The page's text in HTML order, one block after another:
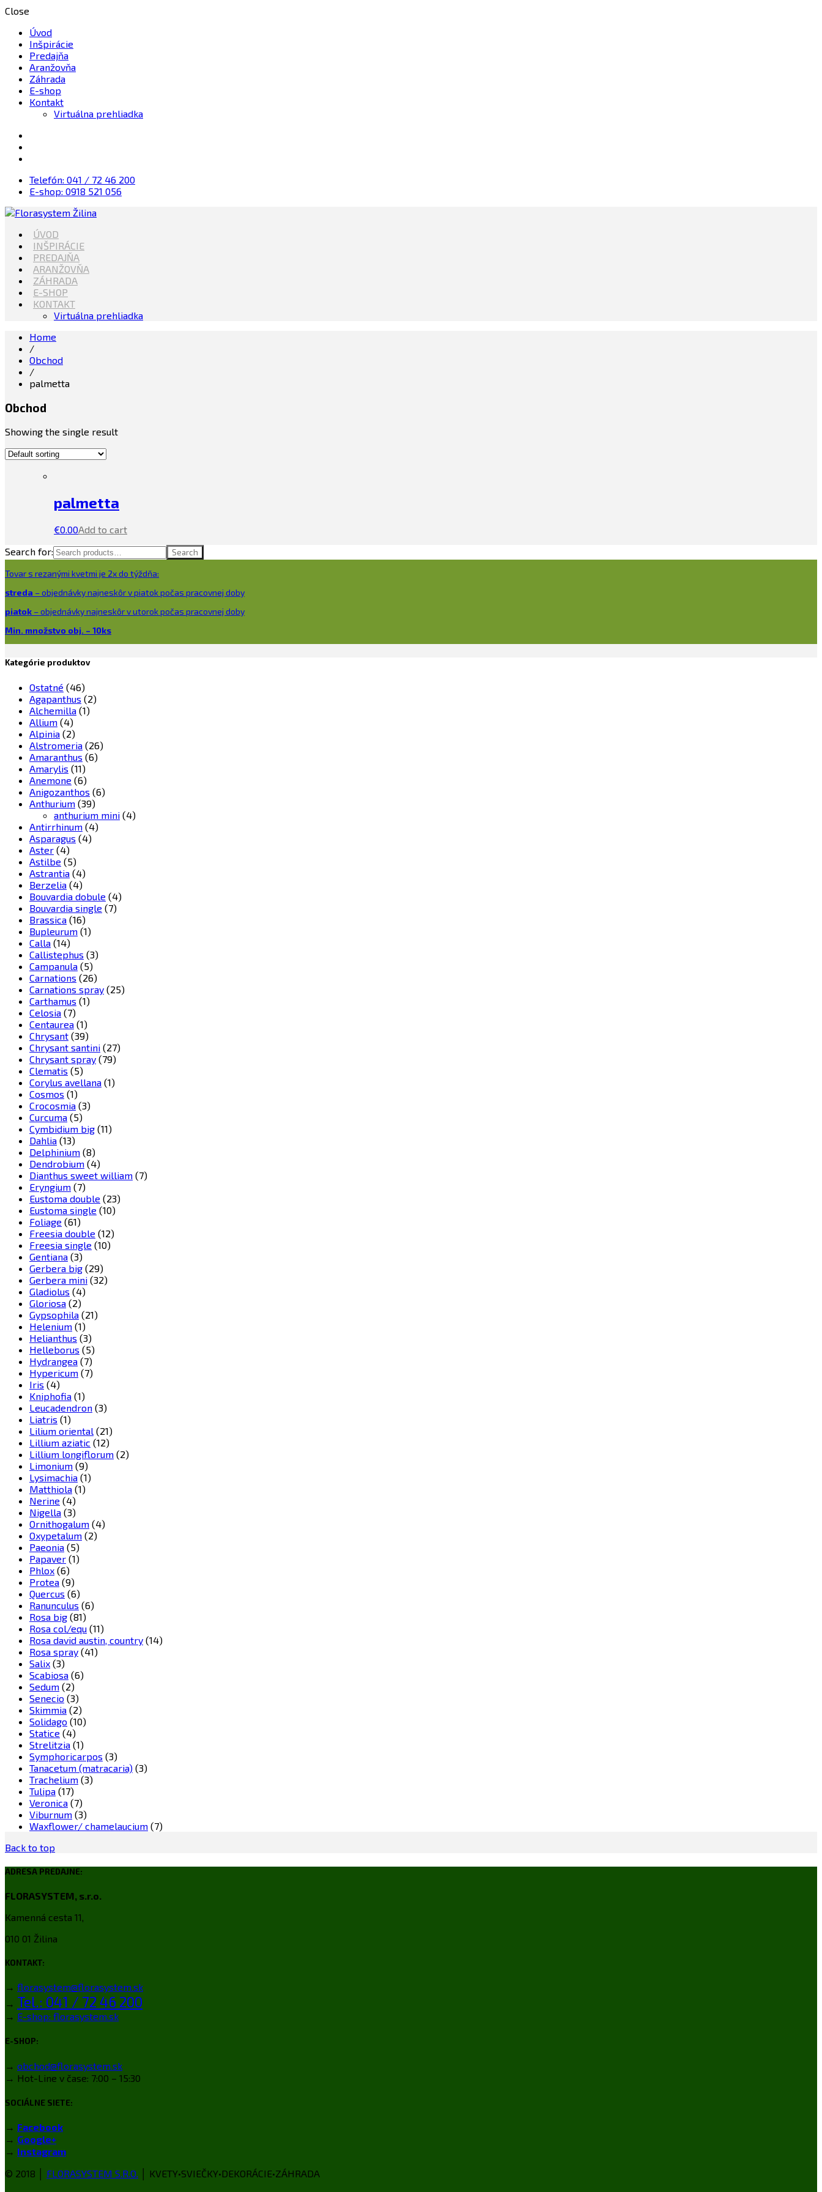
Close
Úvod
Inšpirácie
Predajňa
Aranžovňa
Záhrada
E-shop
Kontakt
Virtuálna prehliadka
Telefón: 041 / 72 46 200
E-shop: 0918 521 056
Florasystem Žilina
Kvety, Sviečky, dekorácie, Záhrada
ÚVOD
INŠPIRÁCIE
PREDAJŇA
ARANŽOVŇA
ZÁHRADA
E-SHOP
KONTAKT
Virtuálna prehliadka
Home
/
Obchod
/
palmetta
Obchod
Showing the single result
palmetta
€0.00Add to cart
Search for:
Search
Tovar s rezanými kvetmi je 2x do týždňa:
streda – objednávky najneskôr v piatok počas pracovnej doby
piatok – objednávky najneskôr v utorok počas pracovnej doby
Min. množstvo obj. – 10ks
Kategórie produktov
Ostatné (46)
Agapanthus (2)
Alchemilla (1)
Allium (4)
Alpinia (2)
Alstromeria (26)
Amaranthus (6)
Amarylis (11)
Anemone (6)
Anigozanthos (6)
Anthurium (39)
anthurium mini (4)
Antirrhinum (4)
Asparagus (4)
Aster (4)
Astilbe (5)
Astrantia (4)
Berzelia (4)
Bouvardia dobule (4)
Bouvardia single (7)
Brassica (16)
Bupleurum (1)
Calla (14)
Callistephus (3)
Campanula (5)
Carnations (26)
Carnations spray (25)
Carthamus (1)
Celosia (7)
Centaurea (1)
Chrysant (39)
Chrysant santini (27)
Chrysant spray (79)
Clematis (5)
Corylus avellana (1)
Cosmos (1)
Crocosmia (3)
Curcuma (5)
Cymbidium big (11)
Dahlia (13)
Delphinium (8)
Dendrobium (4)
Dianthus sweet william (7)
Eryngium (7)
Eustoma double (23)
Eustoma single (10)
Foliage (61)
Freesia double (12)
Freesia single (10)
Gentiana (3)
Gerbera big (29)
Gerbera mini (32)
Gladiolus (4)
Gloriosa (2)
Gypsophila (21)
Helenium (1)
Helianthus (3)
Helleborus (5)
Hydrangea (7)
Hypericum (7)
Iris (4)
Kniphofia (1)
Leucadendron (3)
Liatris (1)
Lilium oriental (21)
Lillium aziatic (12)
Lillium longiflorum (2)
Limonium (9)
Lysimachia (1)
Matthiola (1)
Nerine (4)
Nigella (3)
Ornithogalum (4)
Oxypetalum (2)
Paeonia (5)
Papaver (1)
Phlox (6)
Protea (9)
Quercus (6)
Ranunculus (6)
Rosa big (81)
Rosa col/equ (11)
Rosa david austin, country (14)
Rosa spray (41)
Salix (3)
Scabiosa (6)
Sedum (2)
Senecio (3)
Skimmia (2)
Solidago (10)
Statice (4)
Strelitzia (1)
Symphoricarpos (3)
Tanacetum (matracaria) (3)
Trachelium (3)
Tulipa (17)
Veronica (7)
Viburnum (3)
Waxflower/ chamelaucium (7)
Back to top
ADRESA PREDAJNE:
FLORASYSTEM, s.r.o.
Kamenná cesta 11,
010 01 Žilina
KONTAKT:
→ florasystem@florasystem.sk
→ Tel.: 041 / 72 46 200
→ E-shop: florasystem.sk
E-SHOP:
→ obchod@florasystem.sk
→ Hot-Line v čase: 7:00 – 15:30
SOCIÁLNE SIETE:
→ Facebook
→ Google+
→ Instagram
© 2018 │ FLORASYSTEM S.R.O. │ KVETY•SVIEČKY•DEKORÁCIE•ZÁHRADA